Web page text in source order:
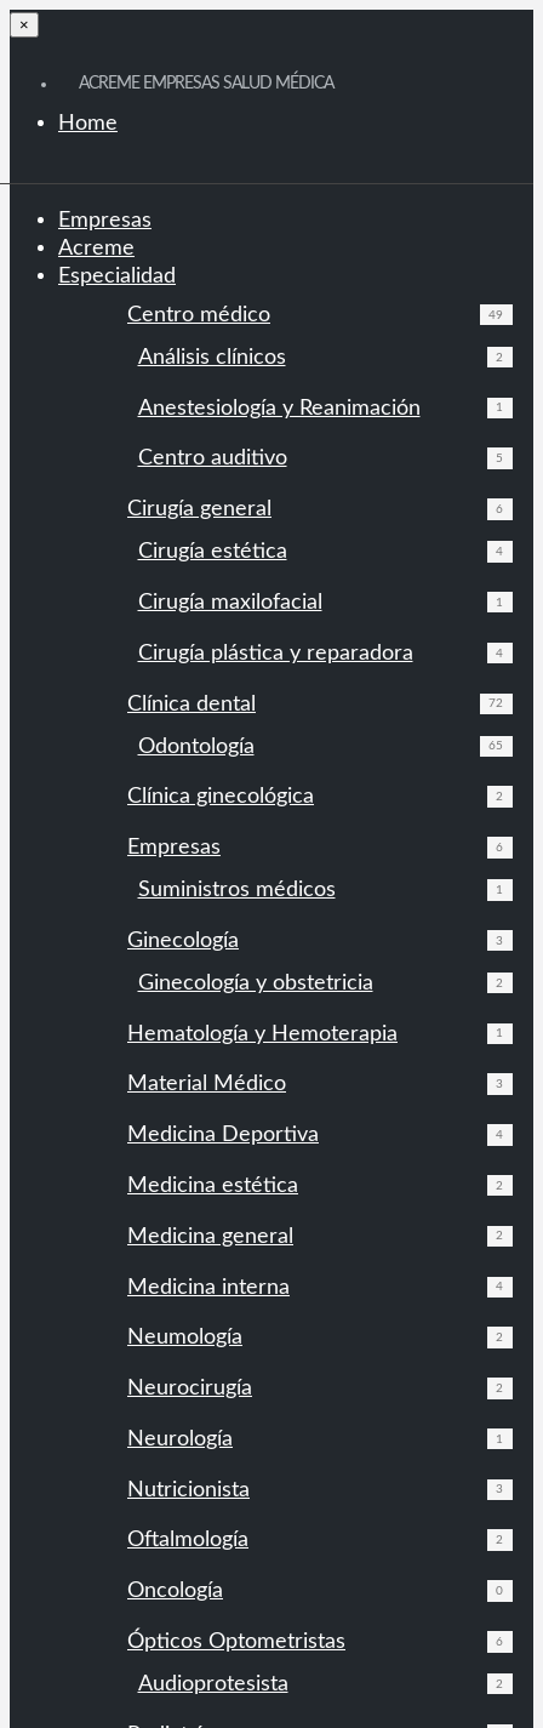
×
ACREME EMPRESAS SALUD MÉDICA
Home
Empresas
Acreme
Especialidad
Centro médico
49
Análisis clínicos 2
Anestesiología y Reanimación 1
Centro auditivo 5
Cirugía general 6
Cirugía estética 4
Cirugía maxilofacial 1
Cirugía plástica y reparadora 4
Clínica dental 72
Odontología 65
Clínica ginecológica 2
Empresas 6
Suministros médicos 1
Ginecología 3
Ginecología y obstetricia 2
Hematología y Hemoterapia 1
Material Médico 3
Medicina Deportiva 4
Medicina estética 2
Medicina general 2
Medicina interna 4
Neumología 2
Neurocirugía 2
Neurología 1
Nutricionista 3
Oftalmología 2
Oncología 0
Ópticos Optometristas 6
Audioprotesista 2